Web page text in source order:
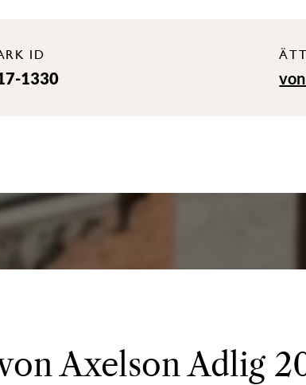
ID
1330
Axelson Adlig